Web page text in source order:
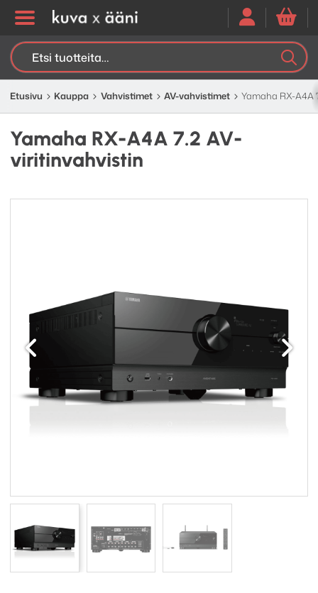
Etsi:
Etusivu Kauppa Vahvistimet AV-vahvistimet Yamaha RX-A4A
Yamaha RX-A4A 7.2 AV-
viritinvahvistin